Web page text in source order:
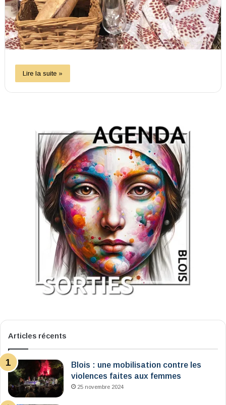
Lire la suite »
Articles récents
Blois : une mobilisation contre les
violences faites aux femmes
25 novembre 2024